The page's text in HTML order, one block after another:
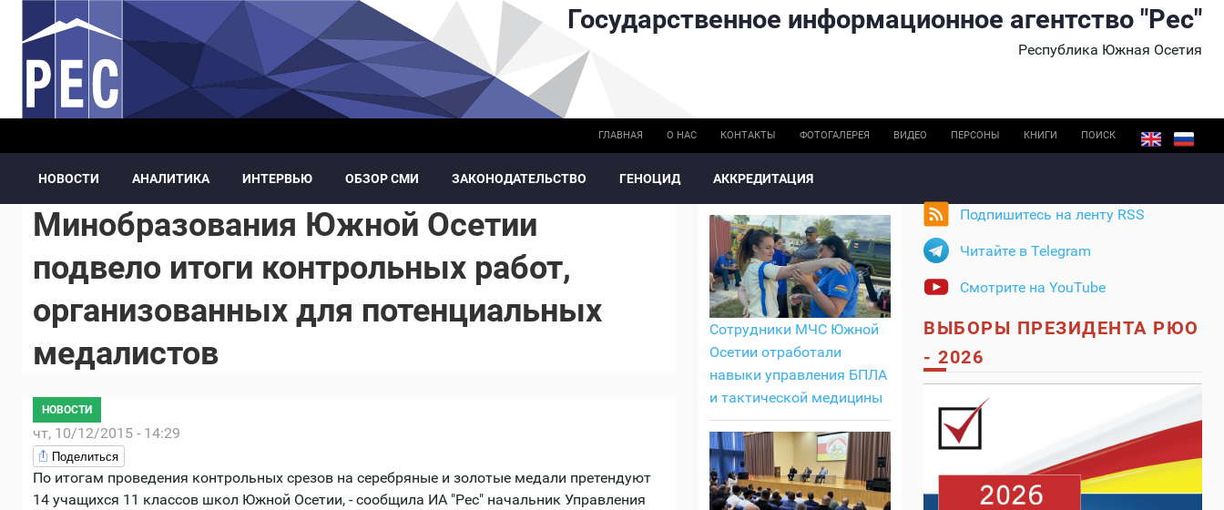
Перейти к основному содержанию Государственное информационное агентство "Рес"
Республика Южная Осетия
ГЛАВНАЯ О НАС КОНТАКТЫ ФОТОГАЛЕРЕЯ ВИДЕО ПЕРСОНЫ КНИГИ ПОИСК
НОВОСТИ АНАЛИТИКА ИНТЕРВЬЮ ОБЗОР СМИ ЗАКОНОДАТЕЛЬСТВО ГЕНОЦИД АККРЕДИТАЦИЯ
Минобразования Южной Осетии
подвело итоги контрольных работ,
организованных для потенциальных
медалистов
НОВОСТИ
чт, 10/12/2015 - 14:29
Поделиться
По итогам проведения контрольных срезов на серебряные и золотые медали претендуют
14 учащихся 11 классов школ Южной Осетии, - сообщила ИА "Рес" начальник Управления
Сотрудники МЧС Южной
Осетии отработали
навыки управления БПЛА
и тактической медицины
Подпишитесь на ленту RSS
Читайте в Telegram
Смотрите на YouTube
ВЫБОРЫ ПРЕЗИДЕНТА РЮО
- 2026